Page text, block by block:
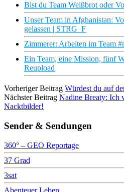
Bist du Team Weißbrot oder
Unser Team in Afghanistan:
gelassen | STRG_F
Zimmerer: Arbeiten im Team
Ein Team, eine Mission, fünf
Reupload
Vorheriger Beitrag Würdest du auf
Nächster Beitrag Nadine Breaty: Ich
Nacktbilder!
Sender & Sendungen
360° – GEO Reportage
37 Grad
3sat
Abenteuer Leben